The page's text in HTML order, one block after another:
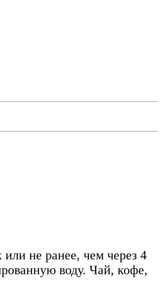
не ранее, чем через 4
воду. Чай, кофе,